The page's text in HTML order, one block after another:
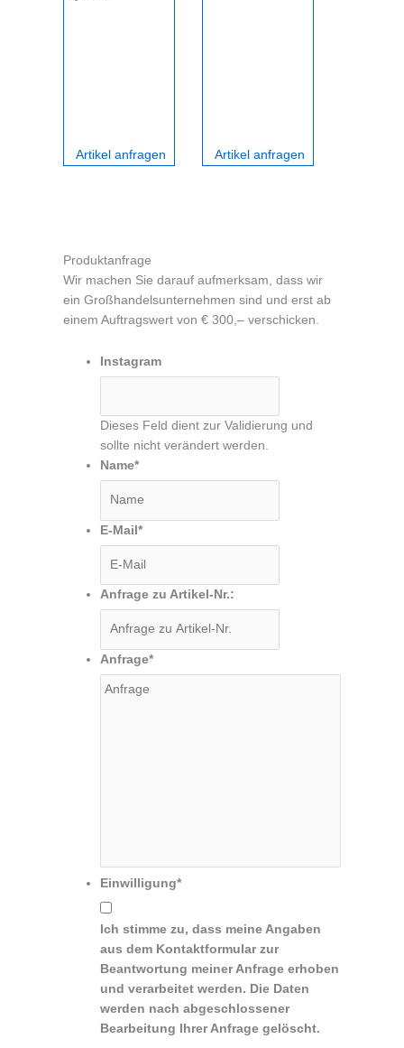
Artikel anfragen Artikel anfragen
Produktanfrage
Wir machen Sie darauf aufmerksam, dass wir
ein Großhandelsunternehmen sind und erst ab
einem Auftragswert von € 300,– verschicken.
Instagram
Dieses Feld dient zur Validierung und
sollte nicht verändert werden.
Name*
E-Mail*
Anfrage zu Artikel-Nr.:
Anfrage*
Einwilligung*
Ich stimme zu, dass meine Angaben
aus dem Kontaktformular zur
Beantwortung meiner Anfrage erhoben
und verarbeitet werden. Die Daten
werden nach abgeschlossener
Bearbeitung Ihrer Anfrage gelöscht.